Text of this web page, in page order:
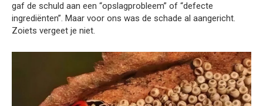
gaf de schuld aan een “opslagprobleem” of “defecte
ingrediënten”. Maar voor ons was de schade al aangericht.
Zoiets vergeet je niet.